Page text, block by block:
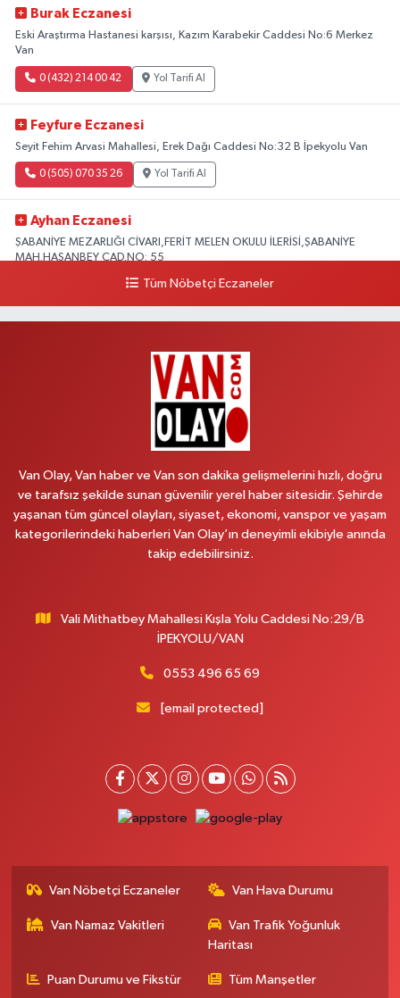
Burak Eczanesi
Eski Araştırma Hastanesi karşısı, Kazım Karabekir Caddesi No:6 Merkez
Van
0 (432) 214 00 42 Yol Tarifi Al
Feyfure Eczanesi
Seyit Fehim Arvasi Mahallesi, Erek Dağı Caddesi No:32 B İpekyolu Van
0 (505) 070 35 26 Yol Tarifi Al
Ayhan Eczanesi
ŞABANİYE MEZARLIĞI CİVARI,FERİT MELEN OKULU İLERİSİ,ŞABANİYE
MAH.HASANBEY CAD.NO: 55
Yol Tarifi Al
ŞEHİT JANDARMA BİNBAŞI KIVANÇ CESUR MAH.VALİ MÜNİR KARALOĞLU
Yol Tarifi Al
KARŞISI
0 (432) 351 02 96 Yol Tarifi Al
Beyazıt mah.zeylan cad.no:46 A
MAHMUDİYE MAH.ATATÜRK CAD.NO:29 D
0 (432) 712 22 87 Yol Tarifi Al
İstasyon Mahallesi Terminal Cad. Dış kapı No:17A Defterdarlık Maliye
KAZIM KARABEKIR CADDE ESKİ ARAŞTIRMA HASTANESİ KARŞISI NO:6
Tüm Nöbetçi Eczaneler
Van Olay, Van haber ve Van son dakika gelişmelerini hızlı, doğru
ve tarafsız şekilde sunan güvenilir yerel haber sitesidir. Şehirde
yaşanan tüm güncel olayları, siyaset, ekonomi, vanspor ve yaşam
kategorilerindeki haberleri Van Olay’ın deneyimli ekibiyle anında
takip edebilirsiniz.
Vali Mithatbey Mahallesi Kışla Yolu Caddesi No:29/B
İPEKYOLU/VAN
0553 496 65 69
[email protected]
Van Nöbetçi Eczaneler Van Hava Durumu
Van Namaz Vakitleri
Van Trafik Yoğunluk
Haritası
Puan Durumu ve Fikstür Tüm Manşetler